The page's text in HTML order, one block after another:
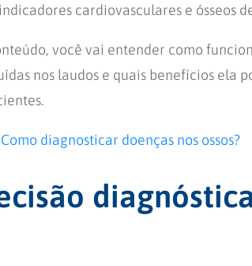
cardiovasculares e ósseos
você vai entender como
nos laudos e quais benefícios ela
Como diagnosticar doenças nos ossos?